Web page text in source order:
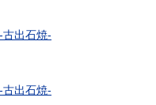
出石焼-
出石焼-